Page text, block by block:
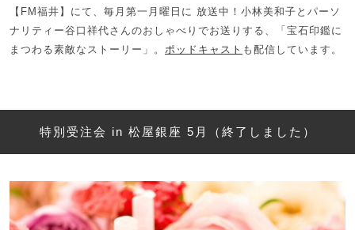
【FM福井】にて、毎月第一月曜日に 放送中！小林美和子とパーソ
ナリティー谷口祥代さんのおしゃべりでお送りする、「宝石印鑑に
まつわる素敵なストーリー」。 ポッドキャスト も配信しています。
特別受注会 in 松屋銀座 5月（終了しました）